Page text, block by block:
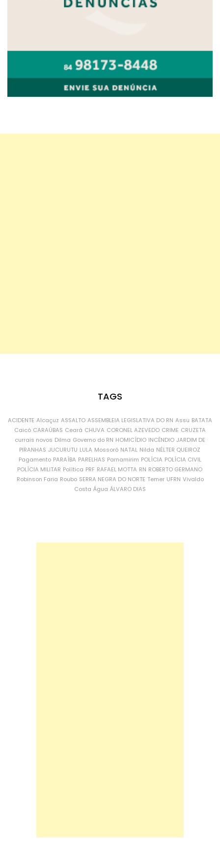
TAGS
ACIDENTE Alcaçuz ASSALTO ASSEMBLEIA LEGISLATIVA DO RN Assu BATATA
Caicó CARAÚBAS Ceará CHUVA CORONEL AZEVEDO CRIME CRUZETA
currais novos Dilma Governo do RN HOMICÍDIO INCÊNDIO JARDIM DE
PIRANHAS JUCURUTU LULA Mossoró NATAL Nilda NÉLTER QUEIROZ
Pagamento PARAÍBA PARELHAS Parnamirim POLÍCIA POLÍCIA CIVIL
POLÍCIA MILITAR Política PRF RAFAEL MOTTA RN ROBERTO GERMANO
Robinson Faria Roubo SERRA NEGRA DO NORTE Temer UFRN Vivaldo
Costa Água ÁLVARO DIAS